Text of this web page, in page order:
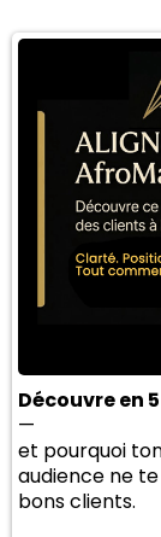
Découvre en
—
et pourquoi
audience ne
bons clients.